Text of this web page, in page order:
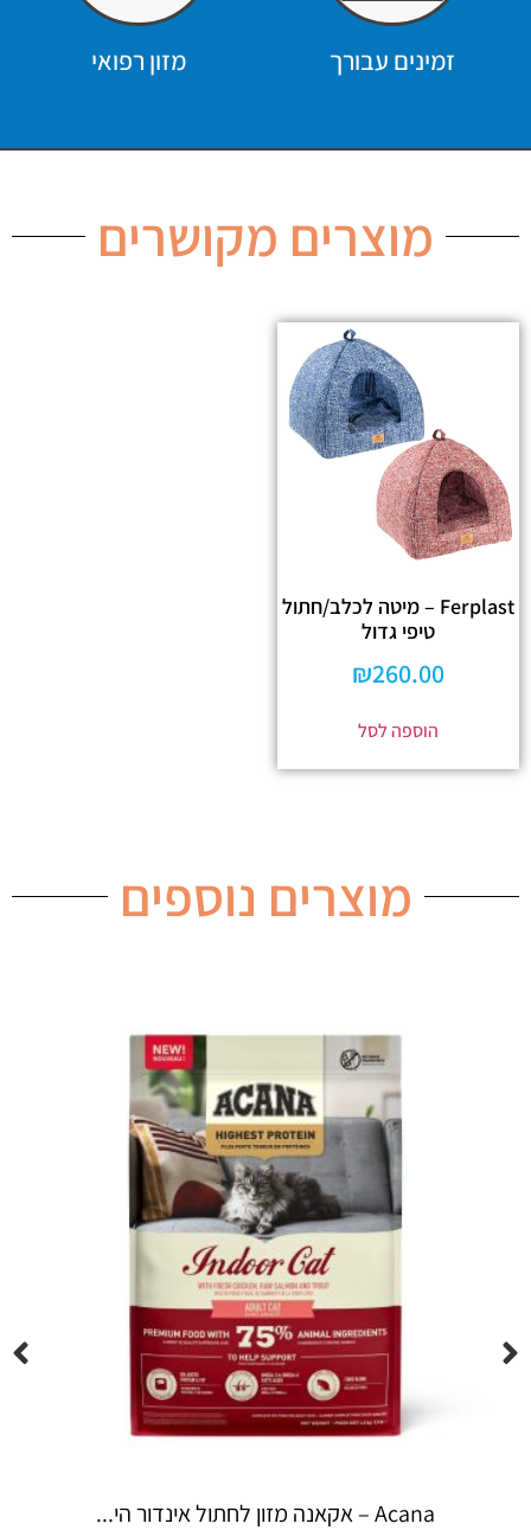
זמינים עבורך מזון רפואי
מוצרים מקושרים
Ferplast – מיטה לכלב/חתול
טיפי גדול
₪260.00
הוספה לסל
מוצרים נוספים
Espree – שמפו 355 מ"ל יערות ה...